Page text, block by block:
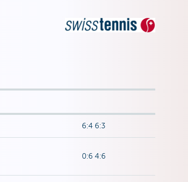
6:4 6:3
0:6 4:6